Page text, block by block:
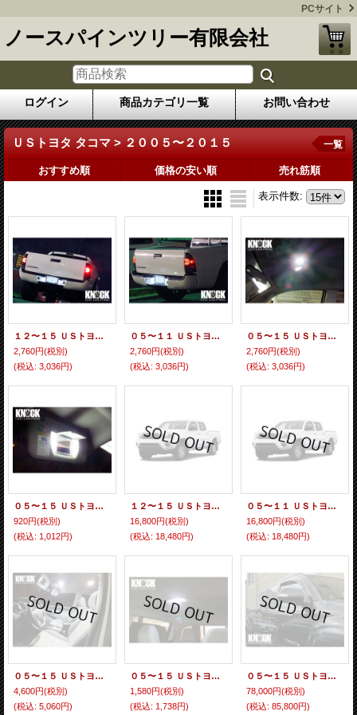
PCサイト
ノースパインツリー有限会社
ログイン 商品カテゴリ一覧 お問い合わせ
ＵＳトヨタ タコマ > ２００５〜２０１５ 一覧
おすすめ順 価格の安い順 売れ筋順
表示件数:
１２〜１５ ＵＳトヨタ タコマ用 ナンバー灯ＬＥＤバルブセット
2,760円(税別)
(税込: 3,036円)
０５〜１１ ＵＳトヨタ タコマ用 ナンバー灯ＬＥＤバルブセット
2,760円(税別)
(税込: 3,036円)
０５〜１５ ＵＳトヨタ タコマ ダブルキャブ用 １列目ＭＡＰランプＬＥＤバルブセット
2,760円(税別)
(税込: 3,036円)
０５〜１５ ＵＳトヨタ タコマ ダブルキャブ用 バニティミラーＬＥＤバルブセット
920円(税別)
(税込: 1,012円)
１２〜１５ ＵＳトヨタ タコマ用 ヘッドライトＬＥＤバルブセット
16,800円(税別)
(税込: 18,480円)
０５〜１１ ＵＳトヨタ タコマ用 ヘッドライトＬＥＤバルブセット
16,800円(税別)
(税込: 18,480円)
０５〜１５ ＵＳトヨタ タコマ ダブルキャブ用 ルームランプＬＥＤセット
4,600円(税別)
(税込: 5,060円)
０５〜１５ ＵＳトヨタ タコマ ダブルキャブ用 ２列目ドームランプＬＥＤバルブ
1,580円(税別)
(税込: 1,738円)
０５〜１５ ＵＳトヨタ タコマ用 電動格納ドアミラー クローム（格納スイッチ付）
78,000円(税別)
(税込: 85,800円)